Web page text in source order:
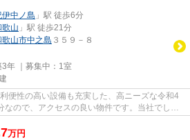
伊中ノ島 」駅 徒歩6分
歌山 」駅 徒歩21分
歌山市中之島 ３５９－８
年 ｜募集中： 1室
便性の高い設備も充実した、高ニーズな令和4
なので、アクセスの良い物件です。当社でしか
万円